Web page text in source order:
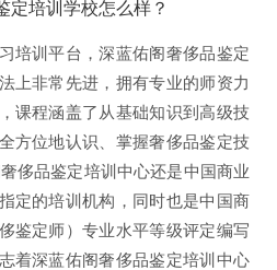
定培训学校怎么样？
培训平台，深蓝佑阁奢侈品鉴定
上非常先进，拥有专业的师资力
课程涵盖了从基础知识到高级技
方位地认识、掌握奢侈品鉴定技
侈品鉴定培训中心还是中国商业
定的培训机构，同时也是中国商
鉴定师）专业水平等级评定编写
着深蓝佑阁奢侈品鉴定培训中心